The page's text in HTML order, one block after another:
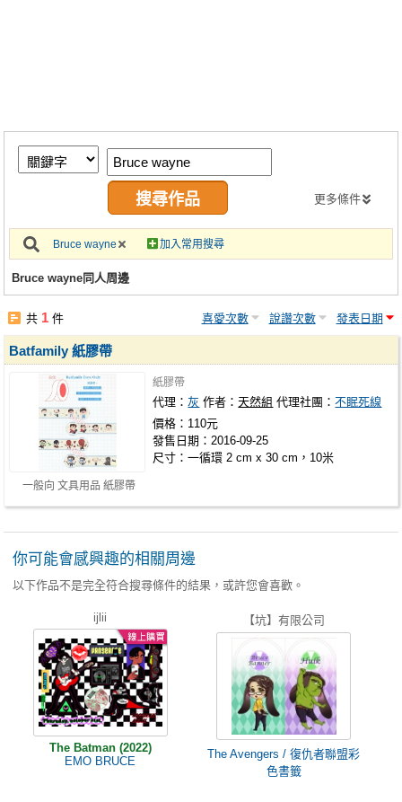
繪圖藝廊
交流中心
攤位轉讓區
會員功能選單
註冊會員
更多條件
Bruce wayne 加入常用搜尋
Bruce wayne同人周邊
共 1 件 喜愛次數 說讚次數 發表日期
一般向 文具用品 紙膠帶
Batfamily 紙膠帶
紙膠帶
代理：灰 作者：天然組 代理社團：不眠死線
價格：110元
發售日期：2016-09-25
尺寸：一循環 2 cm x 30 cm，10米
你可能會感興趣的相關周邊
以下作品不是完全符合搜尋條件的結果，或許您會喜歡。
ijlii
The Batman (2022)
EMO BRUCE
【坑】有限公司
The Avengers / 復仇者聯盟彩
色書籤